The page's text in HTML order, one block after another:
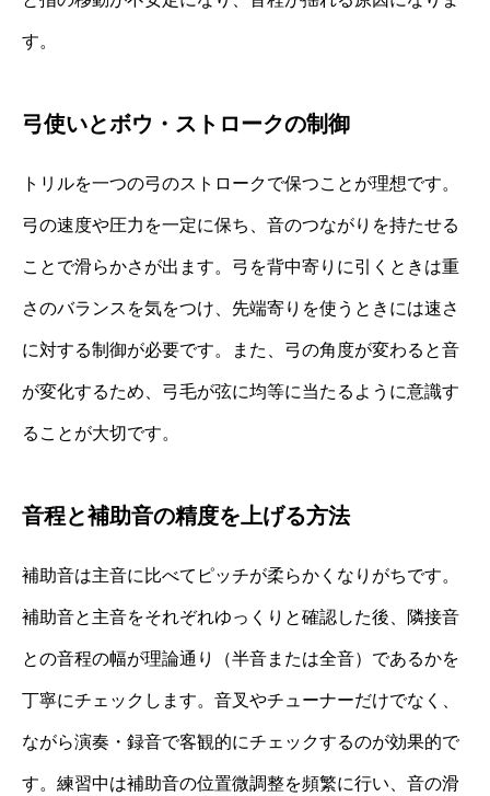
す。
弓使いとボウ・ストロークの制御
トリルを一つの弓のストロークで保つことが理想です。
弓の速度や圧力を一定に保ち、音のつながりを持たせる
ことで滑らかさが出ます。弓を背中寄りに引くときは重
さのバランスを気をつけ、先端寄りを使うときには速さ
に対する制御が必要です。また、弓の角度が変わると音
が変化するため、弓毛が弦に均等に当たるように意識す
ることが大切です。
音程と補助音の精度を上げる方法
補助音は主音に比べてピッチが柔らかくなりがちです。
補助音と主音をそれぞれゆっくりと確認した後、隣接音
との音程の幅が理論通り（半音または全音）であるかを
丁寧にチェックします。音叉やチューナーだけでなく、
ながら演奏・録音で客観的にチェックするのが効果的で
す。練習中は補助音の位置微調整を頻繁に行い、音の滑